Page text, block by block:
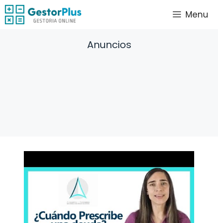
Saltar
al
Menu
Anuncios